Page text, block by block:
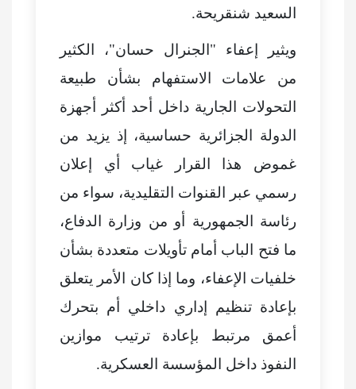
السعيد شنقريحة.
ويثير إعفاء "الجنرال حسان"، الكثير
من علامات الاستفهام بشأن طبيعة
التحولات الجارية داخل أحد أكثر أجهزة
الدولة الجزائرية حساسية، إذ يزيد من
غموض هذا القرار غياب أي إعلان
رسمي عبر القنوات التقليدية، سواء من
رئاسة الجمهورية أو من وزارة الدفاع،
ما فتح الباب أمام تأويلات متعددة بشأن
خلفيات الإعفاء، وما إذا كان الأمر يتعلق
بإعادة تنظيم إداري داخلي أم بتحرك
أعمق مرتبط بإعادة ترتيب موازين
النفوذ داخل المؤسسة العسكرية.